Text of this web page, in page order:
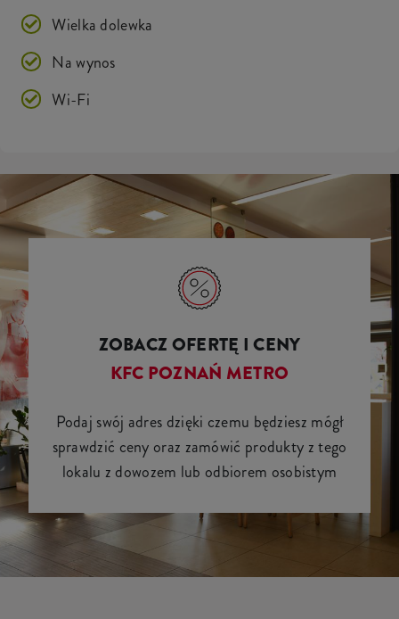
Wielka dolewka
Na wynos
Wi-Fi
ZOBACZ OFERTĘ I CENY
KFC POZNAŃ METRO
Podaj swój adres dzięki czemu będziesz mógł
sprawdzić ceny oraz zamówić produkty z tego
lokalu z dowozem lub odbiorem osobistym